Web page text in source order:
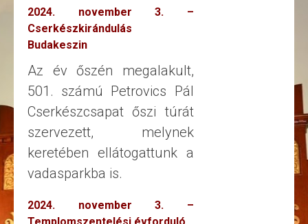
2024. november 3. –
Cserkészkirándulás
Budakeszin
Az év őszén megalakult,
501. számú Petrovics Pál
Cserkészcsapat őszi túrát
szervezett, melynek
keretében ellátogattunk a
vadasparkba is.
2024. november 3. –
Templomszentelési évforduló